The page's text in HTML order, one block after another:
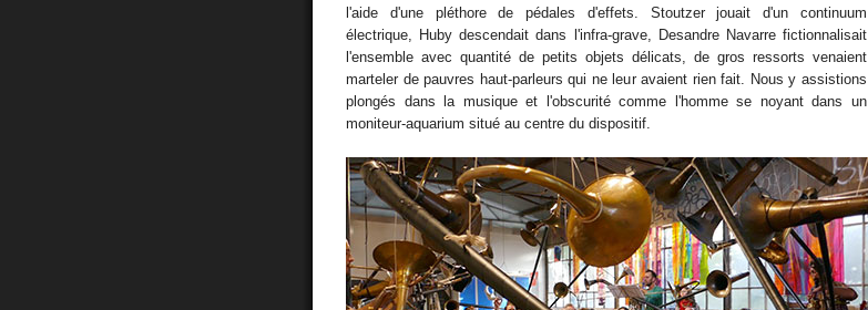
l'aide d'une pléthore de pédales d'effets. Stoutzer jouait d'un continuum
électrique, Huby descendait dans l'infra-grave, Desandre Navarre fictionnalisait
l'ensemble avec quantité de petits objets délicats, de gros ressorts venaient
marteler de pauvres haut-parleurs qui ne leur avaient rien fait. Nous y assistions
plongés dans la musique et l'obscurité comme l'homme se noyant dans un
moniteur-aquarium situé au centre du dispositif.